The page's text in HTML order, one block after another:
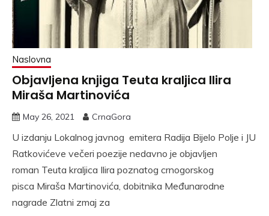
Naslovna
Objavljena knjiga Teuta kraljica Ilira
Miraša Martinovića
May 26, 2021 CrnaGora
U izdanju Lokalnog javnog emitera Radija Bijelo Polje i JU
Ratkovićeve večeri poezije nedavno je objavljen
roman Teuta kraljica Ilira poznatog crnogorskog
pisca Miraša Martinovića, dobitnika Međunarodne
nagrade Zlatni zmaj za